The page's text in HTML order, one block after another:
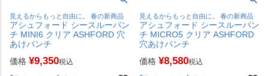
見えるからもっと自由に。 春の新商品
アシュフォード シースルーパン
チ MINI6 クリア ASHFORD 穴
あけパンチ
価格 ¥9,350税込
見えるからもっと自由に。 春の新商品
アシュフォード シースルーパン
チ MICRO5 クリア ASHFORD
穴あけパンチ
価格 ¥8,580税込